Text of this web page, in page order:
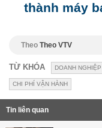
thành máy
Theo Theo VTV
TỪ KHÓA DOANH
CHI PHÍ VẬN HÀNH
Tin liên quan